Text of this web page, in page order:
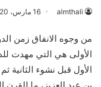
almthali 16 مارس، 2020
من وجوه الانفاق زمن
الأولى هي التي مهدت
الأول قبل نشوء الثانية